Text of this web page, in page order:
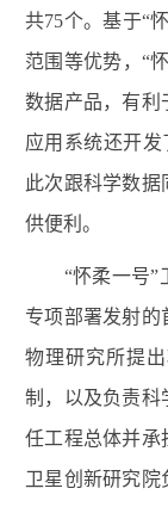
共75个。基于“
范围等优势， “
数据产品，有利
应用系统还开
此次跟科学数
供便利。
“怀柔一号”
专项部署发射的
物理研究所提
制，以及负责科
任工程总体并承
卫星创新研究院